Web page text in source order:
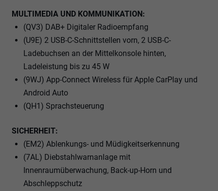
MULTIMEDIA UND KOMMUNIKATION:
(QV3) DAB+ Digitaler Radioempfang
(U9E) 2 USB-C-Schnittstellen vorn, 2 USB-C-
Ladebuchsen an der Mittelkonsole hinten,
Ladeleistung bis zu 45 W
(9WJ) App-Connect Wireless für Apple CarPlay und
Android Auto
(QH1) Sprachsteuerung
SICHERHEIT:
(EM2) Ablenkungs- und Müdigkeitserkennung
(7AL) Diebstahlwarnanlage mit
Innenraumüberwachung, Back-up-Horn und
Abschleppschutz